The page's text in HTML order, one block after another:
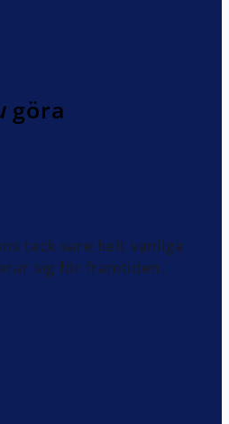
göra
tack vare helt vanliga
sig för framtiden.